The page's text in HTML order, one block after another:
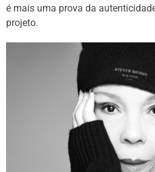
é mais uma prova da
projeto.